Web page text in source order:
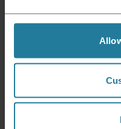
Hier können